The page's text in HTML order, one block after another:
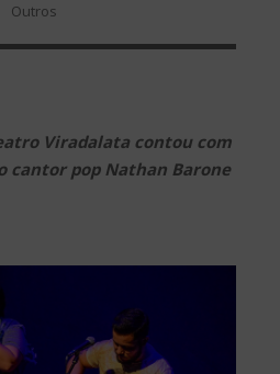
Outros
Viradalata contou com
cantor pop Nathan Barone